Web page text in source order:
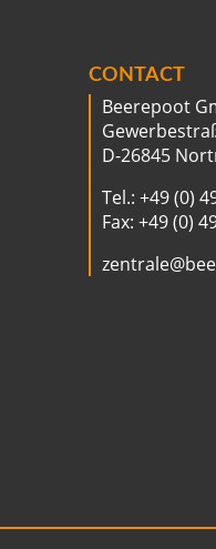
CONTACT
Beerepoot
D-26845
Tel.: +49 (0)
Fax: +49 (0)